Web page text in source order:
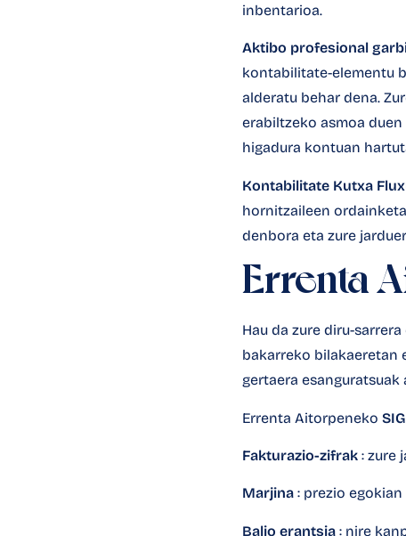
inbentarioa.
Aktibo profesional
kontabilitate-elementu
alderatu behar dena.
erabiltzeko asmoa
higadura kontuan
Kontabilitate Kutxa
hornitzaileen
denbora eta zure
Errenta
Hau da zure diru-
bakarreko bilakaeretan
gertaera esanguratsuak
Errenta Aitorpeneko SIG
Fakturazio-zifrak : zure
Marjina : prezio
Balio erantsia : nire